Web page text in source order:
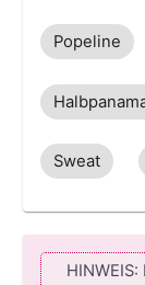
Popeline
Sweat